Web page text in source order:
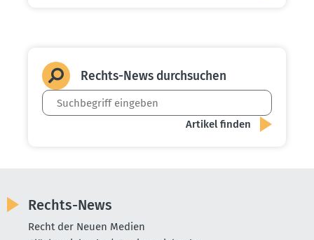
Rechts-News durch­suchen
Rechts-News
Recht der Neuen Medien